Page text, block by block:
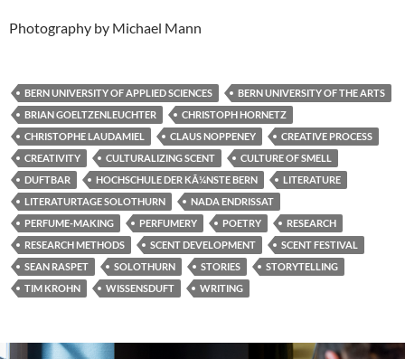
Photography by Michael Mann
BERN UNIVERSITY OF APPLIED SCIENCES
BERN UNIVERSITY OF THE ARTS
BRIAN GOELTZENLEUCHTER
CHRISTOPH HORNETZ
CHRISTOPHE LAUDAMIEL
CLAUS NOPPENEY
CREATIVE PROCESS
CREATIVITY
CULTURALIZING SCENT
CULTURE OF SMELL
DUFTBAR
HOCHSCHULE DER KÃ¼NSTE BERN
LITERATURE
LITERATURTAGE SOLOTHURN
NADA ENDRISSAT
PERFUME-MAKING
PERFUMERY POETRY
RESEARCH
RESEARCH METHODS
SCENT DEVELOPMENT
SCENT FESTIVAL
SEAN RASPET
SOLOTHURN STORIES
STORYTELLING
TIM KROHN
WISSENSDUFT WRITING